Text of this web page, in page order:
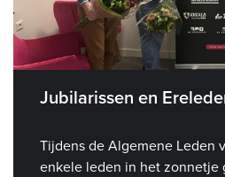
Jubilarissen en
Tijdens de Algemene Leden
enkele leden in het zonnetje